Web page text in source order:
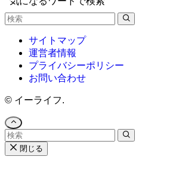
サイトマップ
運営者情報
プライバシーポリシー
お問い合わせ
© イーライフ.
閉じる